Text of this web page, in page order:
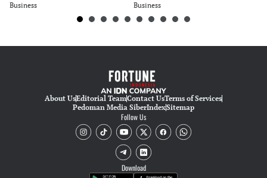
Business Business
About UsEditorial TeamContact UsTerms of Services
Pedoman Media SiberIndexSitemap
Follow Us
Download